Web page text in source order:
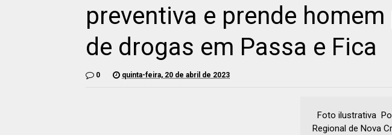
preventiva e prende
de drogas em Passa e Fica
0 quinta-feira, 20 de abril de 2023
Foto ilustrativa
Regional de Nova